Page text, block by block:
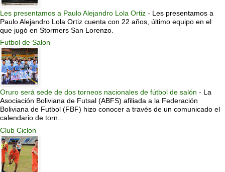
Les presentamos a Paulo Alejandro Lola Ortiz - Les presentamos a
Paulo Alejandro Lola Ortiz cuenta con 22 años, último equipo en el
que jugó en Stormers San Lorenzo.
Futbol de Salon
Oruro será sede de dos torneos nacionales de fútbol de salón - La
Asociación Boliviana de Futsal (ABFS) afiliada a la Federación
Boliviana de Futbol (FBF) hizo conocer a través de un comunicado el
calendario de torn...
Club Ciclon